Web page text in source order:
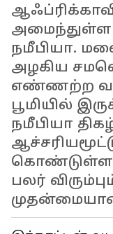
அமைந்துள்ள
நமீபியா.
அழகிய
எண்ணற்ற
பூமியில்
நமீபியா
கொண்டுள்ள
பலர்